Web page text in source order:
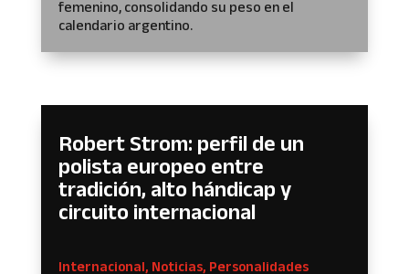
femenino, consolidando su peso en el
calendario argentino.
Robert Strom: perfil de un
polista europeo entre
tradición, alto hándicap y
circuito internacional
Internacional, Noticias, Personalidades